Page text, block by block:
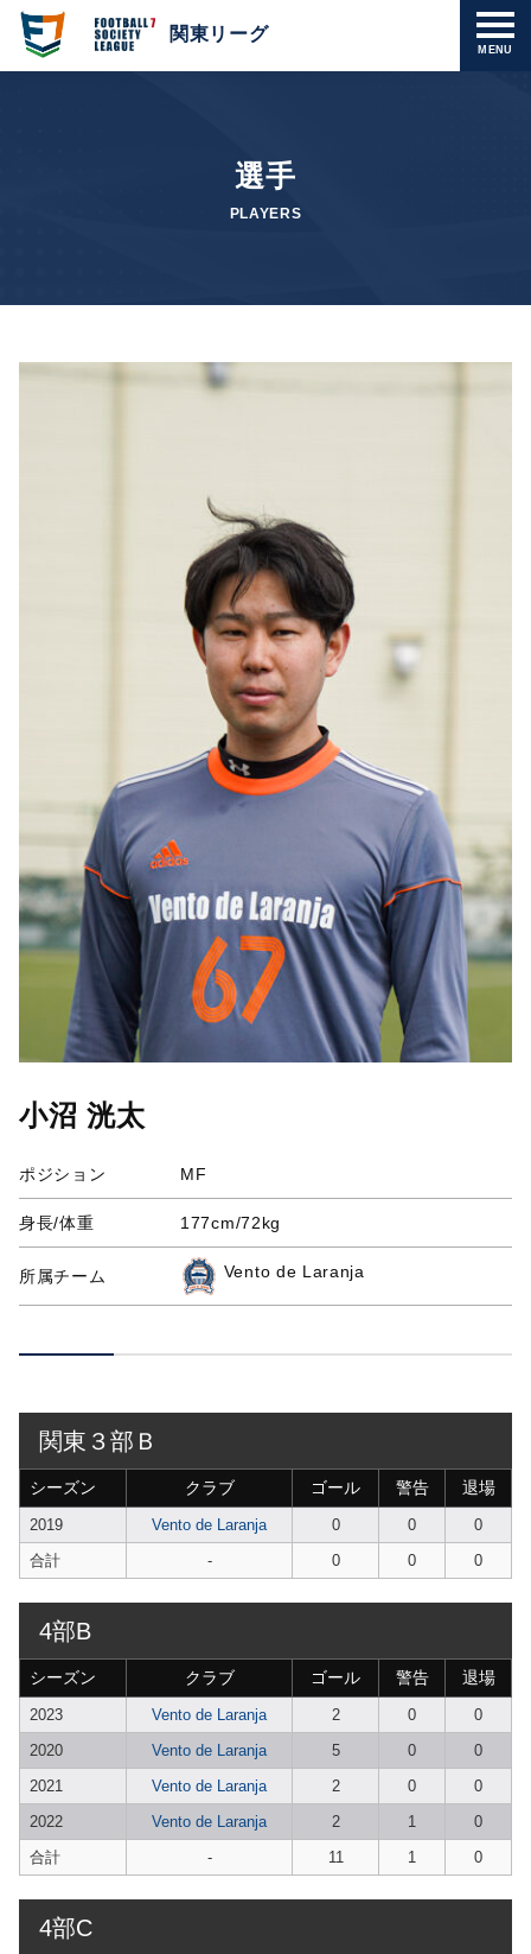
MENU
関東リーグ
選手
PLAYERS
小沼 洸太
ポジション MF
身長/体重 177cm/72kg
所属チーム Vento de Laranja
関東３部Ｂ
シーズン クラブ ゴール 警告 退場
2019 Vento de Laranja 0 0
0
合計
- 0 0 0
4部B
シーズン クラブ ゴール 警告 退場
2023 Vento de Laranja 2 0
0
2020
Vento de Laranja 5 0
0
2021
Vento de Laranja 2 0
0
2022
Vento de Laranja 2 1
0
合計
- 11 1 0
4部C